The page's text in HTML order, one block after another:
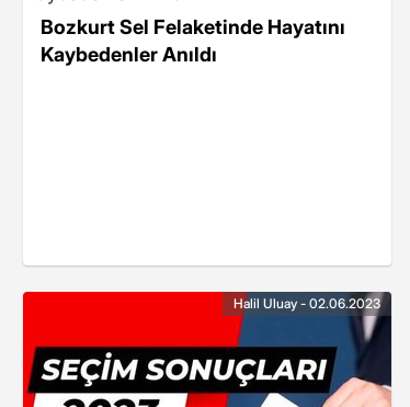
Bozkurt Sel Felaketinde Hayatını
Kaybedenler Anıldı
Halil Uluay - 02.06.2023